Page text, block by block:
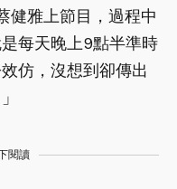
健雅上節目，過程中
每天晚上9點半準時
仿，沒想到卻傳出
閱讀